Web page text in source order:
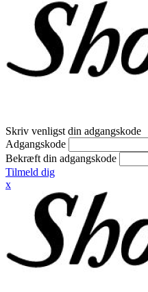
Skriv venligst din adgangskode
Adgangskode
Bekræft din adgangskode
Tilmeld dig
x